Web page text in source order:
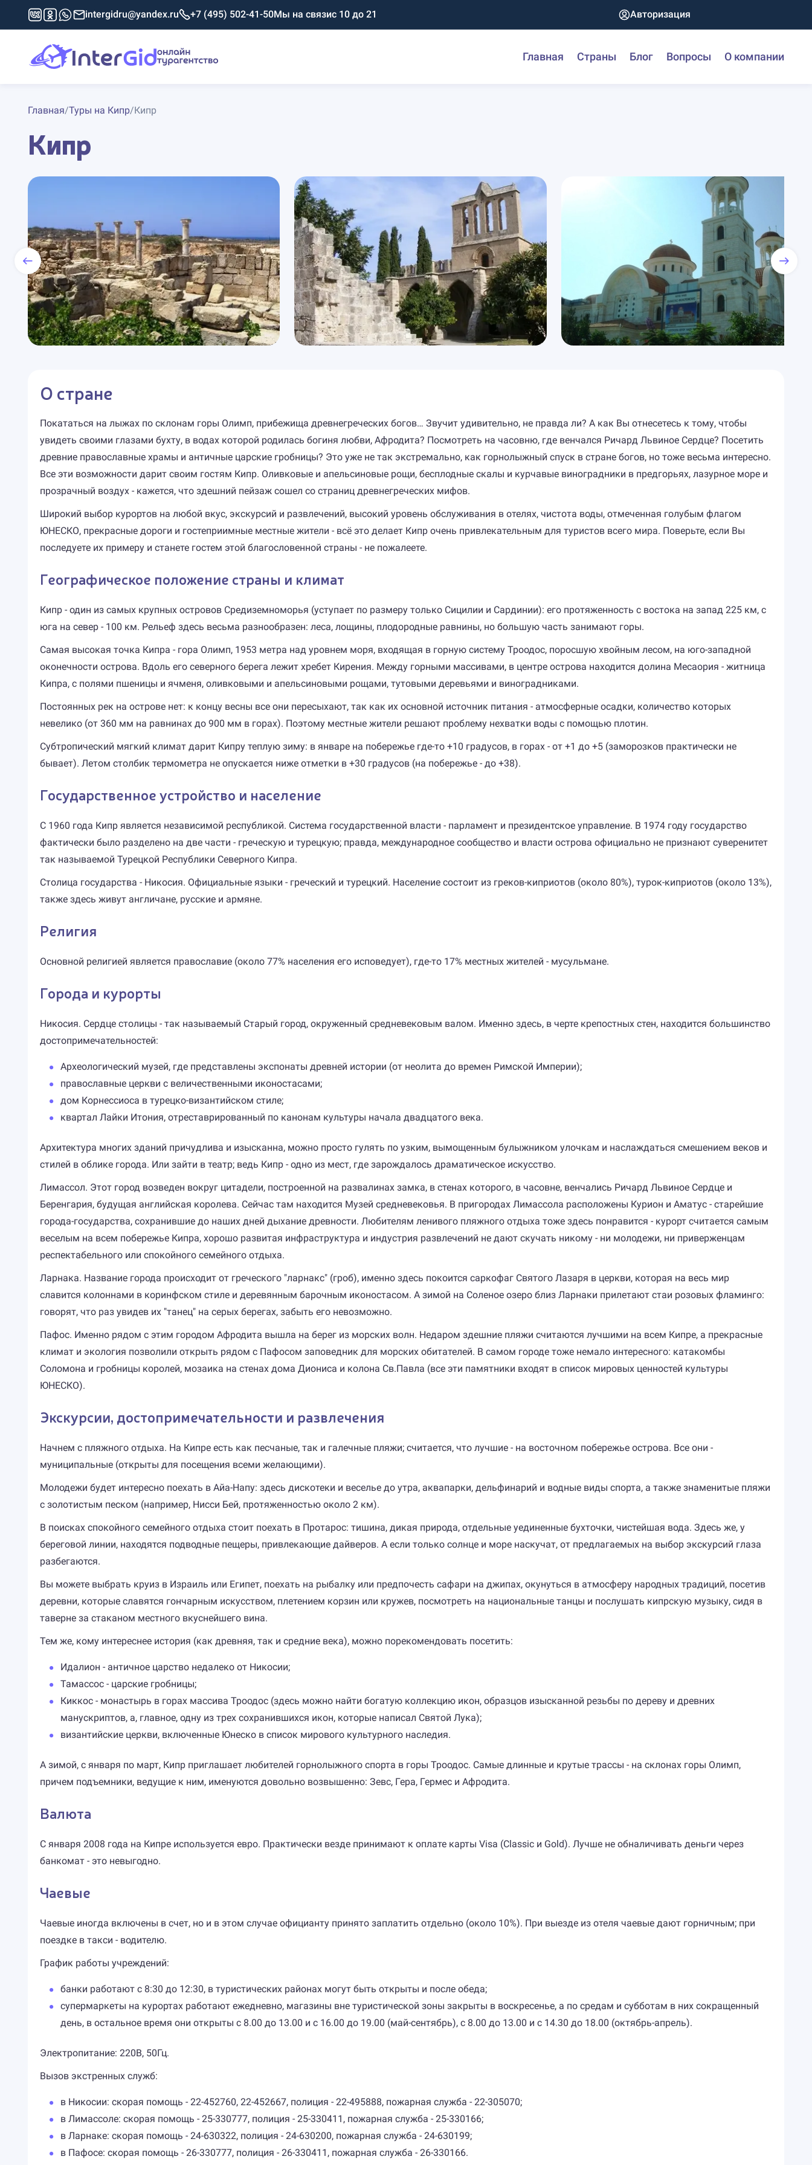
intergidru@yandex.ru +7 (495) 502-41-50Мы на связис 10 до 21 Авторизация
Главная Страны Блог Вопросы О компании
Главная/Туры на Кипр/Кипр
Кипр
О стране
Покататься на лыжах по склонам горы Олимп, прибежища древнегреческих богов… Звучит удивительно, не правда ли? А как Вы отнесетесь к тому, чтобы
увидеть своими глазами бухту, в водах которой родилась богиня любви, Афродита? Посмотреть на часовню, где венчался Ричард Львиное Сердце? Посетить
древние православные храмы и античные царские гробницы? Это уже не так экстремально, как горнолыжный спуск в стране богов, но тоже весьма интересно.
Все эти возможности дарит своим гостям Кипр. Оливковые и апельсиновые рощи, бесплодные скалы и курчавые виноградники в предгорьях, лазурное море и
прозрачный воздух - кажется, что здешний пейзаж сошел со страниц древнегреческих мифов.
Широкий выбор курортов на любой вкус, экскурсий и развлечений, высокий уровень обслуживания в отелях, чистота воды, отмеченная голубым флагом
ЮНЕСКО, прекрасные дороги и гостеприимные местные жители - всё это делает Кипр очень привлекательным для туристов всего мира. Поверьте, если Вы
последуете их примеру и станете гостем этой благословенной страны - не пожалеете.
Географическое положение страны и климат
Кипр - один из самых крупных островов Средиземноморья (уступает по размеру только Сицилии и Сардинии): его протяженность с востока на запад 225 км, с
юга на север - 100 км. Рельеф здесь весьма разнообразен: леса, лощины, плодородные равнины, но большую часть занимают горы.
Самая высокая точка Кипра - гора Олимп, 1953 метра над уровнем моря, входящая в горную систему Троодос, поросшую хвойным лесом, на юго-западной
оконечности острова. Вдоль его северного берега лежит хребет Кирения. Между горными массивами, в центре острова находится долина Месаория - житница
Кипра, с полями пшеницы и ячменя, оливковыми и апельсиновыми рощами, тутовыми деревьями и виноградниками.
Постоянных рек на острове нет: к концу весны все они пересыхают, так как их основной источник питания - атмосферные осадки, количество которых
невелико (от 360 мм на равнинах до 900 мм в горах). Поэтому местные жители решают проблему нехватки воды с помощью плотин.
Субтропический мягкий климат дарит Кипру теплую зиму: в январе на побережье где-то +10 градусов, в горах - от +1 до +5 (заморозков практически не
бывает). Летом столбик термометра не опускается ниже отметки в +30 градусов (на побережье - до +38).
Государственное устройство и население
С 1960 года Кипр является независимой республикой. Система государственной власти - парламент и президентское управление. В 1974 году государство
фактически было разделено на две части - греческую и турецкую; правда, международное сообщество и власти острова официально не признают суверенитет
так называемой Турецкой Республики Северного Кипра.
Столица государства - Никосия. Официальные языки - греческий и турецкий. Население состоит из греков-киприотов (около 80%), турок-киприотов (около 13%),
также здесь живут англичане, русские и армяне.
Религия
Основной религией является православие (около 77% населения его исповедует), где-то 17% местных жителей - мусульмане.
Города и курорты
Никосия. Сердце столицы - так называемый Старый город, окруженный средневековым валом. Именно здесь, в черте крепостных стен, находится большинство
достопримечательностей:
Археологический музей, где представлены экспонаты древней истории (от неолита до времен Римской Империи);
православные церкви с величественными иконостасами;
дом Корнессиоса в турецко-византийском стиле;
квартал Лайки Итония, отреставрированный по канонам культуры начала двадцатого века.
Архитектура многих зданий причудлива и изысканна, можно просто гулять по узким, вымощенным булыжником улочкам и наслаждаться смешением веков и
стилей в облике города. Или зайти в театр; ведь Кипр - одно из мест, где зарождалось драматическое искусство.
Лимассол. Этот город возведен вокруг цитадели, построенной на развалинах замка, в стенах которого, в часовне, венчались Ричард Львиное Сердце и
Беренгария, будущая английская королева. Сейчас там находится Музей средневековья. В пригородах Лимассола расположены Курион и Аматус - старейшие
города-государства, сохранившие до наших дней дыхание древности. Любителям ленивого пляжного отдыха тоже здесь понравится - курорт считается самым
веселым на всем побережье Кипра, хорошо развитая инфраструктура и индустрия развлечений не дают скучать никому - ни молодежи, ни приверженцам
респектабельного или спокойного семейного отдыха.
Ларнака. Название города происходит от греческого "ларнакс" (гроб), именно здесь покоится саркофаг Святого Лазаря в церкви, которая на весь мир
славится колоннами в коринфском стиле и деревянным барочным иконостасом. А зимой на Соленое озеро близ Ларнаки прилетают стаи розовых фламинго:
говорят, что раз увидев их "танец" на серых берегах, забыть его невозможно.
Пафос. Именно рядом с этим городом Афродита вышла на берег из морских волн. Недаром здешние пляжи считаются лучшими на всем Кипре, а прекрасные
климат и экология позволили открыть рядом с Пафосом заповедник для морских обитателей. В самом городе тоже немало интересного: катакомбы
Соломона и гробницы королей, мозаика на стенах дома Диониса и колона Св.Павла (все эти памятники входят в список мировых ценностей культуры
ЮНЕСКО).
Экскурсии, достопримечательности и развлечения
Начнем с пляжного отдыха. На Кипре есть как песчаные, так и галечные пляжи; считается, что лучшие - на восточном побережье острова. Все они -
муниципальные (открыты для посещения всеми желающими).
Молодежи будет интересно поехать в Айа-Напу: здесь дискотеки и веселье до утра, аквапарки, дельфинарий и водные виды спорта, а также знаменитые пляжи
с золотистым песком (например, Нисси Бей, протяженностью около 2 км).
В поисках спокойного семейного отдыха стоит поехать в Протарос: тишина, дикая природа, отдельные уединенные бухточки, чистейшая вода. Здесь же, у
береговой линии, находятся подводные пещеры, привлекающие дайверов. А если только солнце и море наскучат, от предлагаемых на выбор экскурсий глаза
разбегаются.
Вы можете выбрать круиз в Израиль или Египет, поехать на рыбалку или предпочесть сафари на джипах, окунуться в атмосферу народных традиций, посетив
деревни, которые славятся гончарным искусством, плетением корзин или кружев, посмотреть на национальные танцы и послушать кипрскую музыку, сидя в
таверне за стаканом местного вкуснейшего вина.
Тем же, кому интереснее история (как древняя, так и средние века), можно порекомендовать посетить:
Идалион - античное царство недалеко от Никосии;
Тамассос - царские гробницы;
Киккос - монастырь в горах массива Троодос (здесь можно найти богатую коллекцию икон, образцов изысканной резьбы по дереву и древних
манускриптов, а, главное, одну из трех сохранившихся икон, которые написал Святой Лука);
византийские церкви, включенные Юнеско в список мирового культурного наследия.
А зимой, с января по март, Кипр приглашает любителей горнолыжного спорта в горы Троодос. Самые длинные и крутые трассы - на склонах горы Олимп,
причем подъемники, ведущие к ним, именуются довольно возвышенно: Зевс, Гера, Гермес и Афродита.
Валюта
С января 2008 года на Кипре используется евро. Практически везде принимают к оплате карты Visa (Classic и Gold). Лучше не обналичивать деньги через
банкомат - это невыгодно.
Чаевые
Чаевые иногда включены в счет, но и в этом случае официанту принято заплатить отдельно (около 10%). При выезде из отеля чаевые дают горничным; при
поездке в такси - водителю.
График работы учреждений:
банки работают с 8:30 до 12:30, в туристических районах могут быть открыты и после обеда;
супермаркеты на курортах работают ежедневно, магазины вне туристической зоны закрыты в воскресенье, а по средам и субботам в них сокращенный
день, в остальное время они открыты с 8.00 до 13.00 и с 16.00 до 19.00 (май-сентябрь), с 8.00 до 13.00 и с 14.30 до 18.00 (октябрь-апрель).
Электропитание: 220В, 50Гц.
Вызов экстренных служб:
в Никосии: скорая помощь - 22-452760, 22-452667, полиция - 22-495888, пожарная служба - 22-305070;
в Лимассоле: скорая помощь - 25-330777, полиция - 25-330411, пожарная служба - 25-330166;
в Ларнаке: скорая помощь - 24-630322, полиция - 24-630200, пожарная служба - 24-630199;
в Пафосе: скорая помощь - 26-330777, полиция - 26-330411, пожарная служба - 26-330166.